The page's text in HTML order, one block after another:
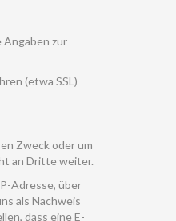
zur
(etwa SSL)
Zweck oder um
an Dritte weiter.
Adresse, über
als Nachweis
dass eine E-